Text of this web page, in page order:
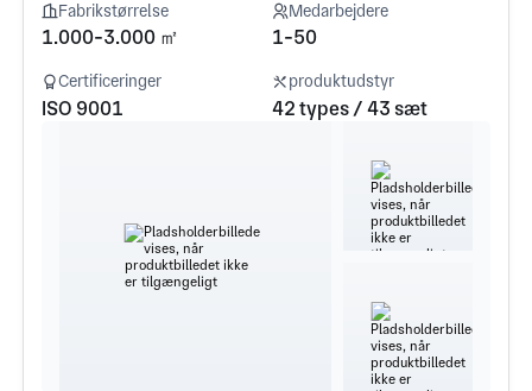
Fabrikstørrelse
1.000-3.000 ㎡
Medarbejdere
1-50
Certificeringer
ISO 9001
produktudstyr
42 types / 43 sæt